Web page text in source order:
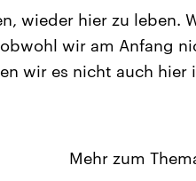
wieder hier zu leben.
wir am Anfang
wir es nicht auch hier
Mehr zum